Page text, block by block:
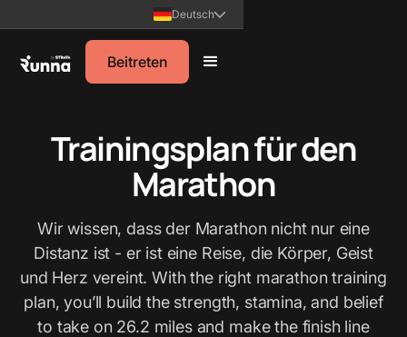
Deutsch
Beitreten
Trainingsplan für den
Marathon
Wir wissen, dass der Marathon nicht nur eine
Distanz ist - er ist eine Reise, die Körper, Geist
und Herz vereint. With the right marathon training
plan, you’ll build the strength, stamina, and belief
to take on 26.2 miles and make the finish line